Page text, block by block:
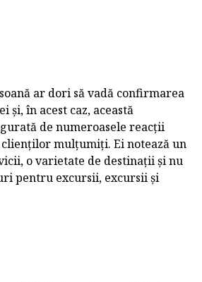
ar dori să vadă confirmarea
în acest caz, această
de numeroasele reacții
mulțumiți. Ei notează un
o varietate de destinații și nu
pentru excursii, excursii și